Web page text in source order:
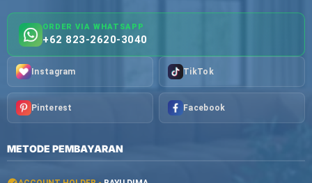
ORDER VIA WHATSAPP
+62 823-2620-3040
Instagram TikTok
Pinterest Facebook
METODE PEMBAYARAN